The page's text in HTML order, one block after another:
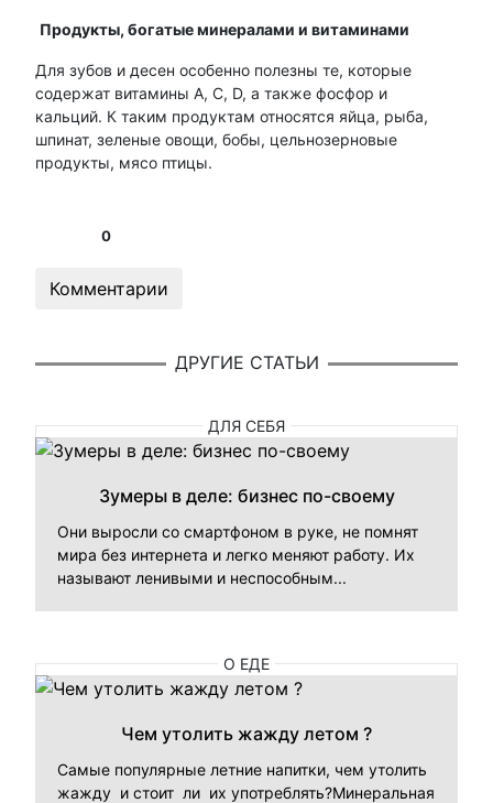
Продукты, богатые минералами и витаминами
Для зубов и десен особенно полезны те, которые
содержат витамины А, С, D, а также фосфор и
кальций. К таким продуктам относятся яйца, рыба,
шпинат, зеленые овощи, бобы, цельнозерновые
продукты, мясо птицы.
0
Комментарии
ДРУГИЕ СТАТЬИ
ДЛЯ СЕБЯ
Зумеры в деле: бизнес по-своему
Они выросли со смартфоном в руке, не помнят
мира без интернета и легко меняют работу. Их
называют ленивыми и неспособным...
О ЕДЕ
Чем утолить жажду летом ?
Самые популярные летние напитки, чем утолить
жажду и стоит ли их употреблять?Минеральная